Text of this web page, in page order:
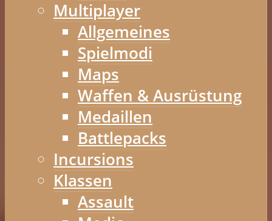
Multiplayer
Allgemeines
Spielmodi
Maps
Waffen & Ausrüstung
Medaillen
Battlepacks
Incursions
Klassen
Assault